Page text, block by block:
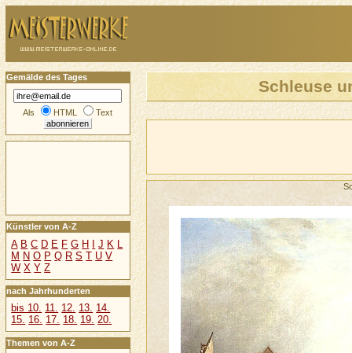
Schleuse
Gemälde des Tages
Als HTML Text
Künstler von A-Z
A B C D E F G H J K L
M N O P Q R S T U V
W X Y Z
nach Jahrhunderten
bis 10. 11. 12. 13. 14.
15. 16. 17. 18. 19. 20.
Themen von A-Z